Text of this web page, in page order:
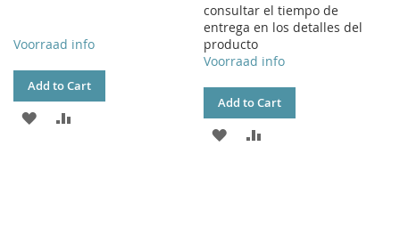
Voorraad info
Add to Cart
ADD
consultar el tiempo de
entrega en los detalles del
producto
Voorraad info
Add to Cart
ADD